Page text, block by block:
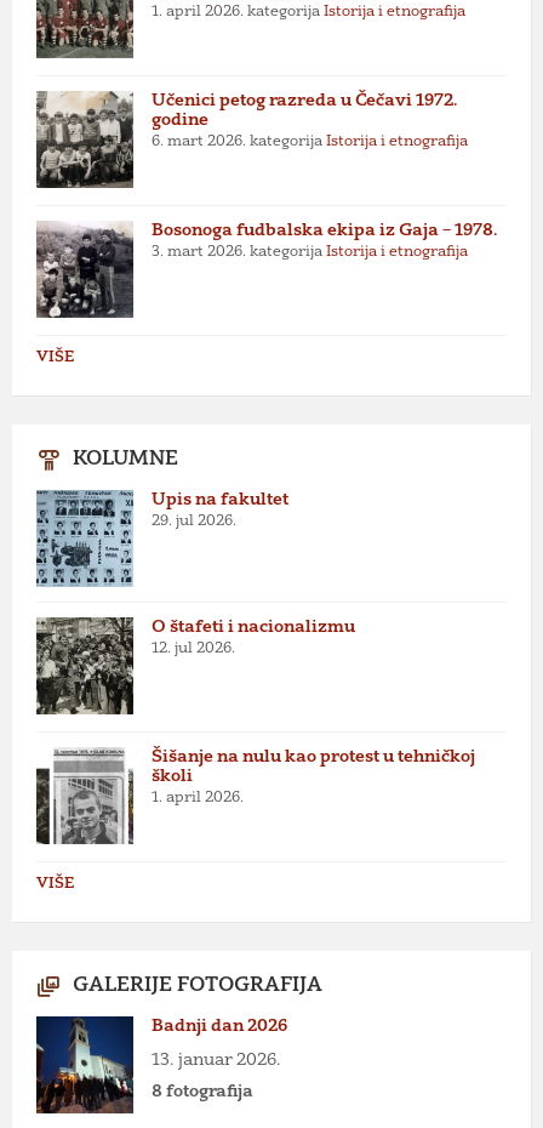
1. april 2026. kategorija Istorija i etnografija
Učenici petog razreda u Čečavi 1972.
godine
6. mart 2026. kategorija Istorija i etnografija
Bosonoga fudbalska ekipa iz Gaja – 1978.
3. mart 2026. kategorija Istorija i etnografija
VIŠE
KOLUMNE
Upis na fakultet
29. jul 2026.
O štafeti i nacionalizmu
12. jul 2026.
Šišanje na nulu kao protest u tehničkoj
školi
1. april 2026.
VIŠE
GALERIJE FOTOGRAFIJA
Badnji dan 2026
13. januar 2026.
8 fotografija